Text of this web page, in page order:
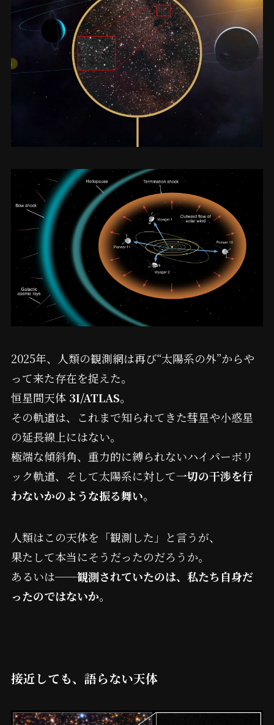
2025年、人類の観測網は再び“太陽系の外”からや
って来た存在を捉えた。
恒星間天体 3I/ATLAS。
その軌道は、これまで知られてきた彗星や小惑星
の延長線上にはない。
極端な傾斜角、重力的に縛られないハイパーボリ
ック軌道、そして太陽系に対して一切の干渉を行
わないかのような振る舞い。
人類はこの天体を「観測した」と言うが、
果たして本当にそうだったのだろうか。
あるいは──観測されていたのは、私たち自身だ
ったのではないか。
接近しても、語らない天体